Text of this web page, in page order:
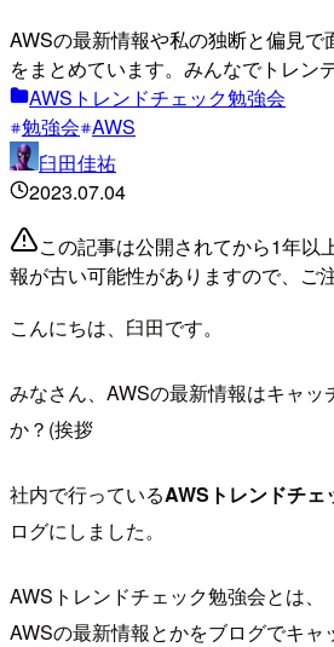
AWSの最新情報や私の独断と偏見で
をまとめています。みんなでトレン
AWSトレンドチェック勉強会
勉強会 AWS
臼田佳祐
2023.07.04
この記事は公開されてから1年以
報が古い可能性がありますので、ご
こんにちは、臼田です。
みなさん、AWSの最新情報はキャッ
か？(挨拶
社内で行っているAWSトレンドチェ
ログにしました。
AWSトレンドチェック勉強会とは、
AWSの最新情報とかをブログでキャ